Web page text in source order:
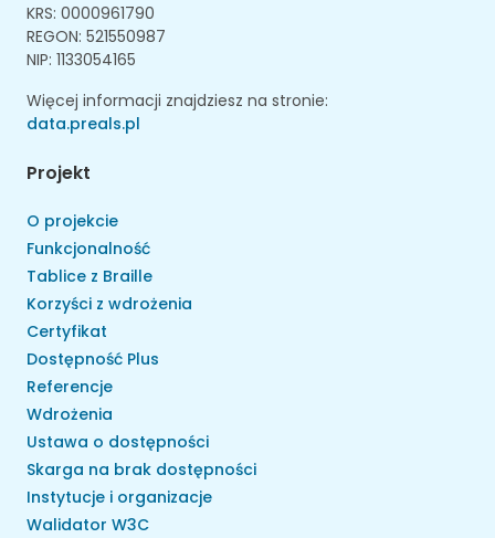
KRS: 0000961790
REGON: 521550987
NIP: 1133054165
Więcej informacji znajdziesz na stronie:
data.preals.pl
Projekt
O projekcie
Funkcjonalność
Tablice z Braille
Korzyści z wdrożenia
Certyfikat
Dostępność Plus
Referencje
Wdrożenia
Ustawa o dostępności
Skarga na brak dostępności
Instytucje i organizacje
Walidator W3C